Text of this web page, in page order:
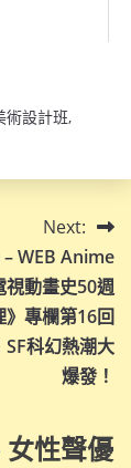
術設計班,
Next:
WEB Anime
動畫史50週
》專欄第16回
SF科幻熱潮大
爆發！
性聲優